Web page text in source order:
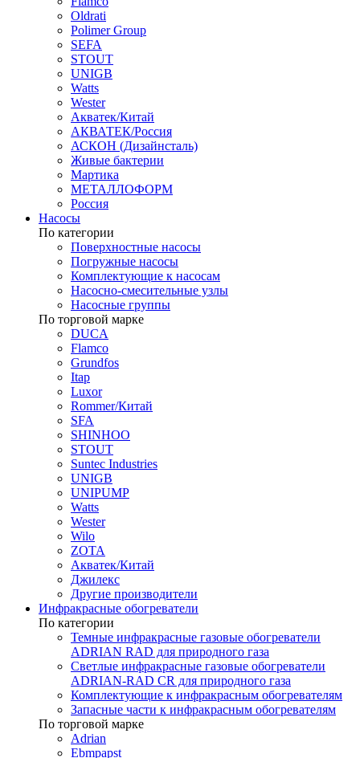
Oldrati
Polimer Group
SEFA
STOUT
UNIGB
Watts
Wester
Акватек/Китай
АКВАТЕК/Россия
АСКОН (Дизайнсталь)
Живые бактерии
Мартика
МЕТАЛЛОФОРМ
Россия
Насосы
По категории
Поверхностные насосы
Погружные насосы
Комплектующие к насосам
Насосно-смесительные узлы
Насосные группы
По торговой марке
DUCA
Flamco
Grundfos
Itap
Luxor
Rommer/Китай
SFA
SHINHOO
STOUT
Suntec Industries
UNIGB
UNIPUMP
Watts
Wester
Wilo
ZOTA
Акватек/Китай
Джилекс
Другие производители
Инфракрасные обогреватели
По категории
Темные инфракрасные газовые обогреватели
ADRIAN RAD для природного газа
Светлые инфракрасные газовые обогреватели
ADRIAN-RAD CR для природного газа
Комплектующие к инфракрасным обогревателям
Запасные части к инфракрасным обогревателям
По торговой марке
Adrian
Ebmpapst